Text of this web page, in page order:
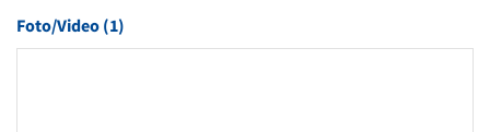
Foto/Video (1)